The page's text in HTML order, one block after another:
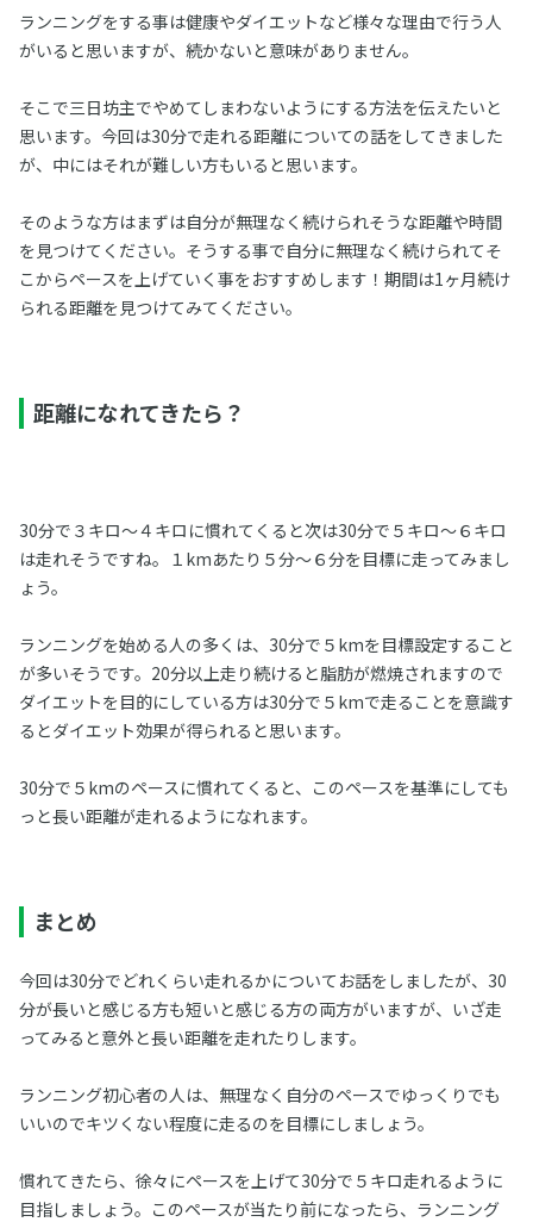
ランニングをする事は健康やダイエットなど様々な理由で行う人
がいると思いますが、続かないと意味がありません。
そこで三日坊主でやめてしまわないようにする方法を伝えたいと
思います。今回は30分で走れる距離についての話をしてきました
が、中にはそれが難しい方もいると思います。
そのような方はまずは自分が無理なく続けられそうな距離や時間
を見つけてください。そうする事で自分に無理なく続けられてそ
こからペースを上げていく事をおすすめします！期間は1ヶ月続け
られる距離を見つけてみてください。
距離になれてきたら？
30分で３キロ～４キロに慣れてくると次は30分で５キロ～６キロ
は走れそうですね。１kmあたり５分～６分を目標に走ってみまし
ょう。
ランニングを始める人の多くは、30分で５kmを目標設定すること
が多いそうです。20分以上走り続けると脂肪が燃焼されますので
ダイエットを目的にしている方は30分で５kmで走ることを意識す
るとダイエット効果が得られると思います。
30分で５kmのペースに慣れてくると、このペースを基準にしても
っと長い距離が走れるようになれます。
まとめ
今回は30分でどれくらい走れるかについてお話をしましたが、30
分が長いと感じる方も短いと感じる方の両方がいますが、いざ走
ってみると意外と長い距離を走れたりします。
ランニング初心者の人は、無理なく自分のペースでゆっくりでも
いいのでキツくない程度に走るのを目標にしましょう。
慣れてきたら、徐々にペースを上げて30分で５キロ走れるように
目指しましょう。このペースが当たり前になったら、ランニング